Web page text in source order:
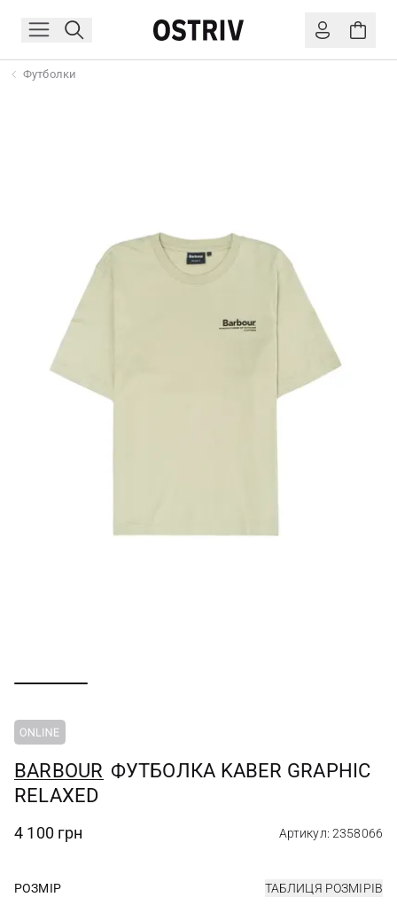
Футболки
BARBOUR ФУТБОЛКА KABER GRAPHIC
RELAXED
4 100 грн Артикул: 2358066
РОЗМІР ТАБЛИЦЯ РОЗМІРІВ